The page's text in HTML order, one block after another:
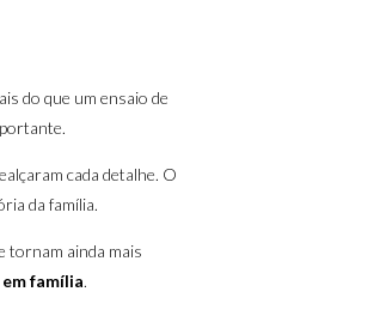
do que um ensaio de
cada detalhe. O
da família.
tornam ainda mais
família.